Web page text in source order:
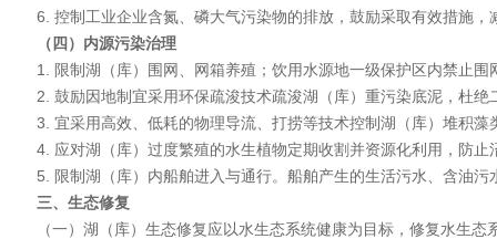
6. 控制工业企业含氮、磷大气污染物的排放，鼓励采取有效措施，
（四）内源污染治理
1. 限制湖（库）围网、网箱养殖；饮用水源地一级保护区内禁止围
2. 鼓励因地制宜采用环保疏浚技术疏浚湖（库）重污染底泥，杜绝
3. 宜采用高效、低耗的物理导流、打捞等技术控制湖（库）堆积藻
4. 应对湖（库）过度繁殖的水生植物定期收割并资源化利用，防止
5. 限制湖（库）内船舶进入与通行。船舶产生的生活污水、含油污
三、生态修复
（一）湖（库）生态修复应以水生态系统健康为目标，修复水生态